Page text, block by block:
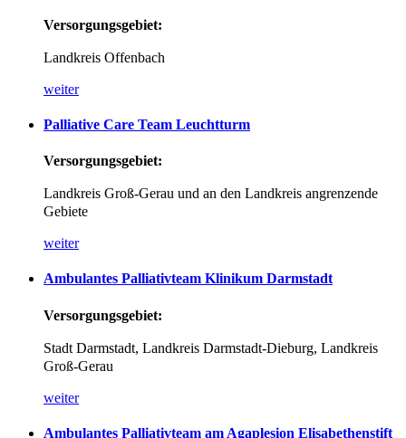
Versorgungsgebiet:
Landkreis Offenbach
weiter
Palliative Care Team Leuchtturm
Versorgungsgebiet:
Landkreis Groß-Gerau und an den Landkreis angrenzende
Gebiete
weiter
Ambulantes Palliativteam Klinikum Darmstadt
Versorgungsgebiet:
Stadt Darmstadt, Landkreis Darmstadt-Dieburg, Landkreis
Groß-Gerau
weiter
Ambulantes Palliativteam am Agaplesion Elisabethenstift